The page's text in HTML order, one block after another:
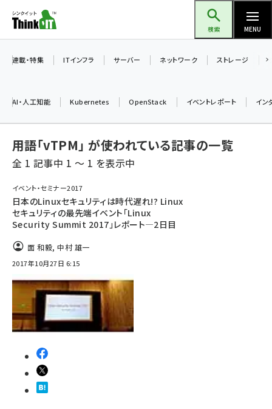
ン
ツ
検索 MENU
加藤銘のチーム貢献～仲間と築いた勝利の絆～ (2308)
北海道をのんびり旅する晴山佳須夫のヒント集！ (2025)
drupal (1947)
genai (1477)
ai crunch (1348)
連載・特集 ITインフラ サーバー ネットワーク ストレージ
AI・人工知能 Kubernetes OpenStack イベントレポート イン
用語「vTPM」 が使われている記事の一覧
全 1 記事中 1 ～ 1 を表示中
イベント・セミナー2017
日本のLinuxセキュリティは時代遅れ!? Linux
セキュリティの最先端イベント「Linux
Security Summit 2017」レポート―2日目
面 和毅,中村 雄一
2017年10月27日 6:15